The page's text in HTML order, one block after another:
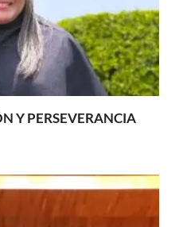
Y PERSEVERANCIA